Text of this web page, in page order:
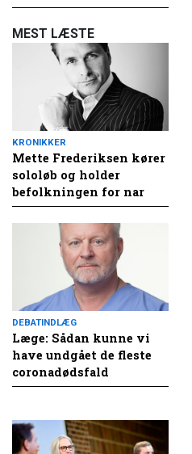
MEST LÆSTE
KRONIKKER
Mette Frederiksen kører
sololøb og holder
befolkningen for nar
DEBATINDLÆG
Læge: Sådan kunne vi
have undgået de fleste
coronadødsfald